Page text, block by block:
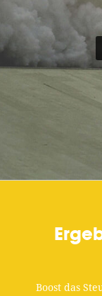
Boost das